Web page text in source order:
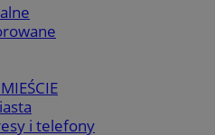
i telefony